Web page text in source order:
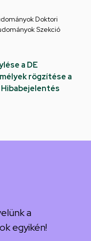
Doktori
Szekció
a DE
rögzítése a
Hibabejelentés
a
egyikén!